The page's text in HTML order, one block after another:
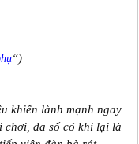
“)
khiển lành mạnh ngay
chơi, đa số có khi lại là